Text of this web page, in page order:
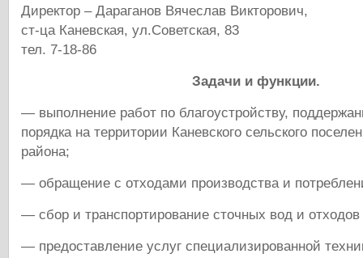
Директор – Дараганов Вячеслав Викторович,
ст-ца Каневская, ул.Советская, 83
тел. 7-18-86
Задачи и функции.
— выполнение работ по благоустройству,
порядка на территории Каневского сельского
района;
— обращение с отходами производства и
— сбор и транспортирование сточных вод и
— предоставление услуг специализированной